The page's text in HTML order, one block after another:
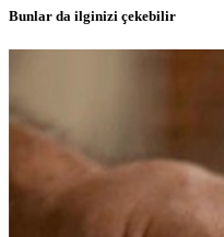
Bunlar da ilginizi çekebilir